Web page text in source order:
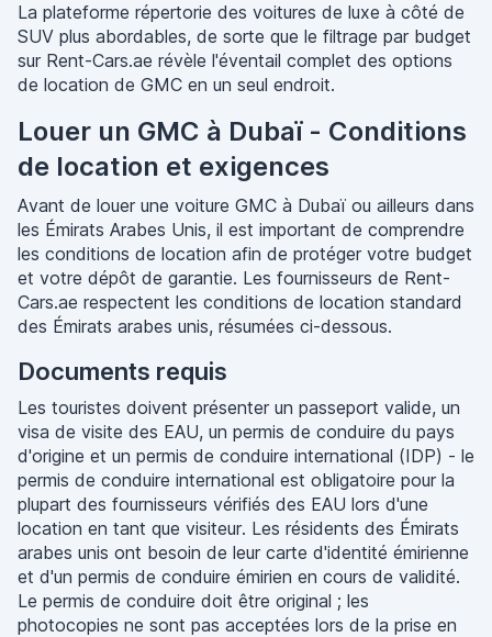
La plateforme répertorie des voitures de luxe à côté de
SUV plus abordables, de sorte que le filtrage par budget
sur Rent-Cars.ae révèle l'éventail complet des options
de location de GMC en un seul endroit.
Louer un GMC à Dubaï - Conditions
de location et exigences
Avant de louer une voiture GMC à Dubaï ou ailleurs dans
les Émirats Arabes Unis, il est important de comprendre
les conditions de location afin de protéger votre budget
et votre dépôt de garantie. Les fournisseurs de Rent-
Cars.ae respectent les conditions de location standard
des Émirats arabes unis, résumées ci-dessous.
Documents requis
Les touristes doivent présenter un passeport valide, un
visa de visite des EAU, un permis de conduire du pays
d'origine et un permis de conduire international (IDP) - le
permis de conduire international est obligatoire pour la
plupart des fournisseurs vérifiés des EAU lors d'une
location en tant que visiteur. Les résidents des Émirats
arabes unis ont besoin de leur carte d'identité émirienne
et d'un permis de conduire émirien en cours de validité.
Le permis de conduire doit être original ; les
photocopies ne sont pas acceptées lors de la prise en